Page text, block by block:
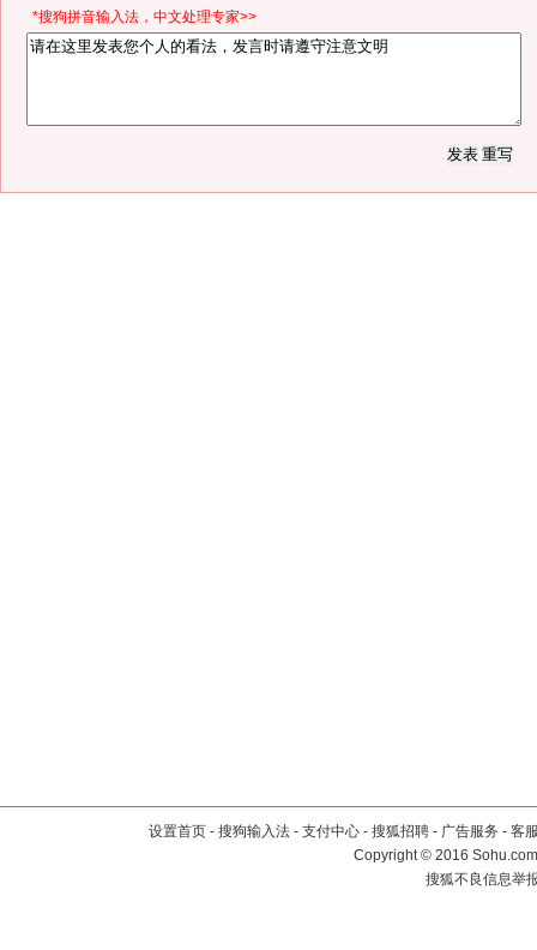
*搜狗拼音输入法，中文处理专家>>
设置首页 - 搜狗输入法 - 支付中心 - 搜狐招聘 - 广告服务 - 客
Copyright©2016
搜狐不良信息举